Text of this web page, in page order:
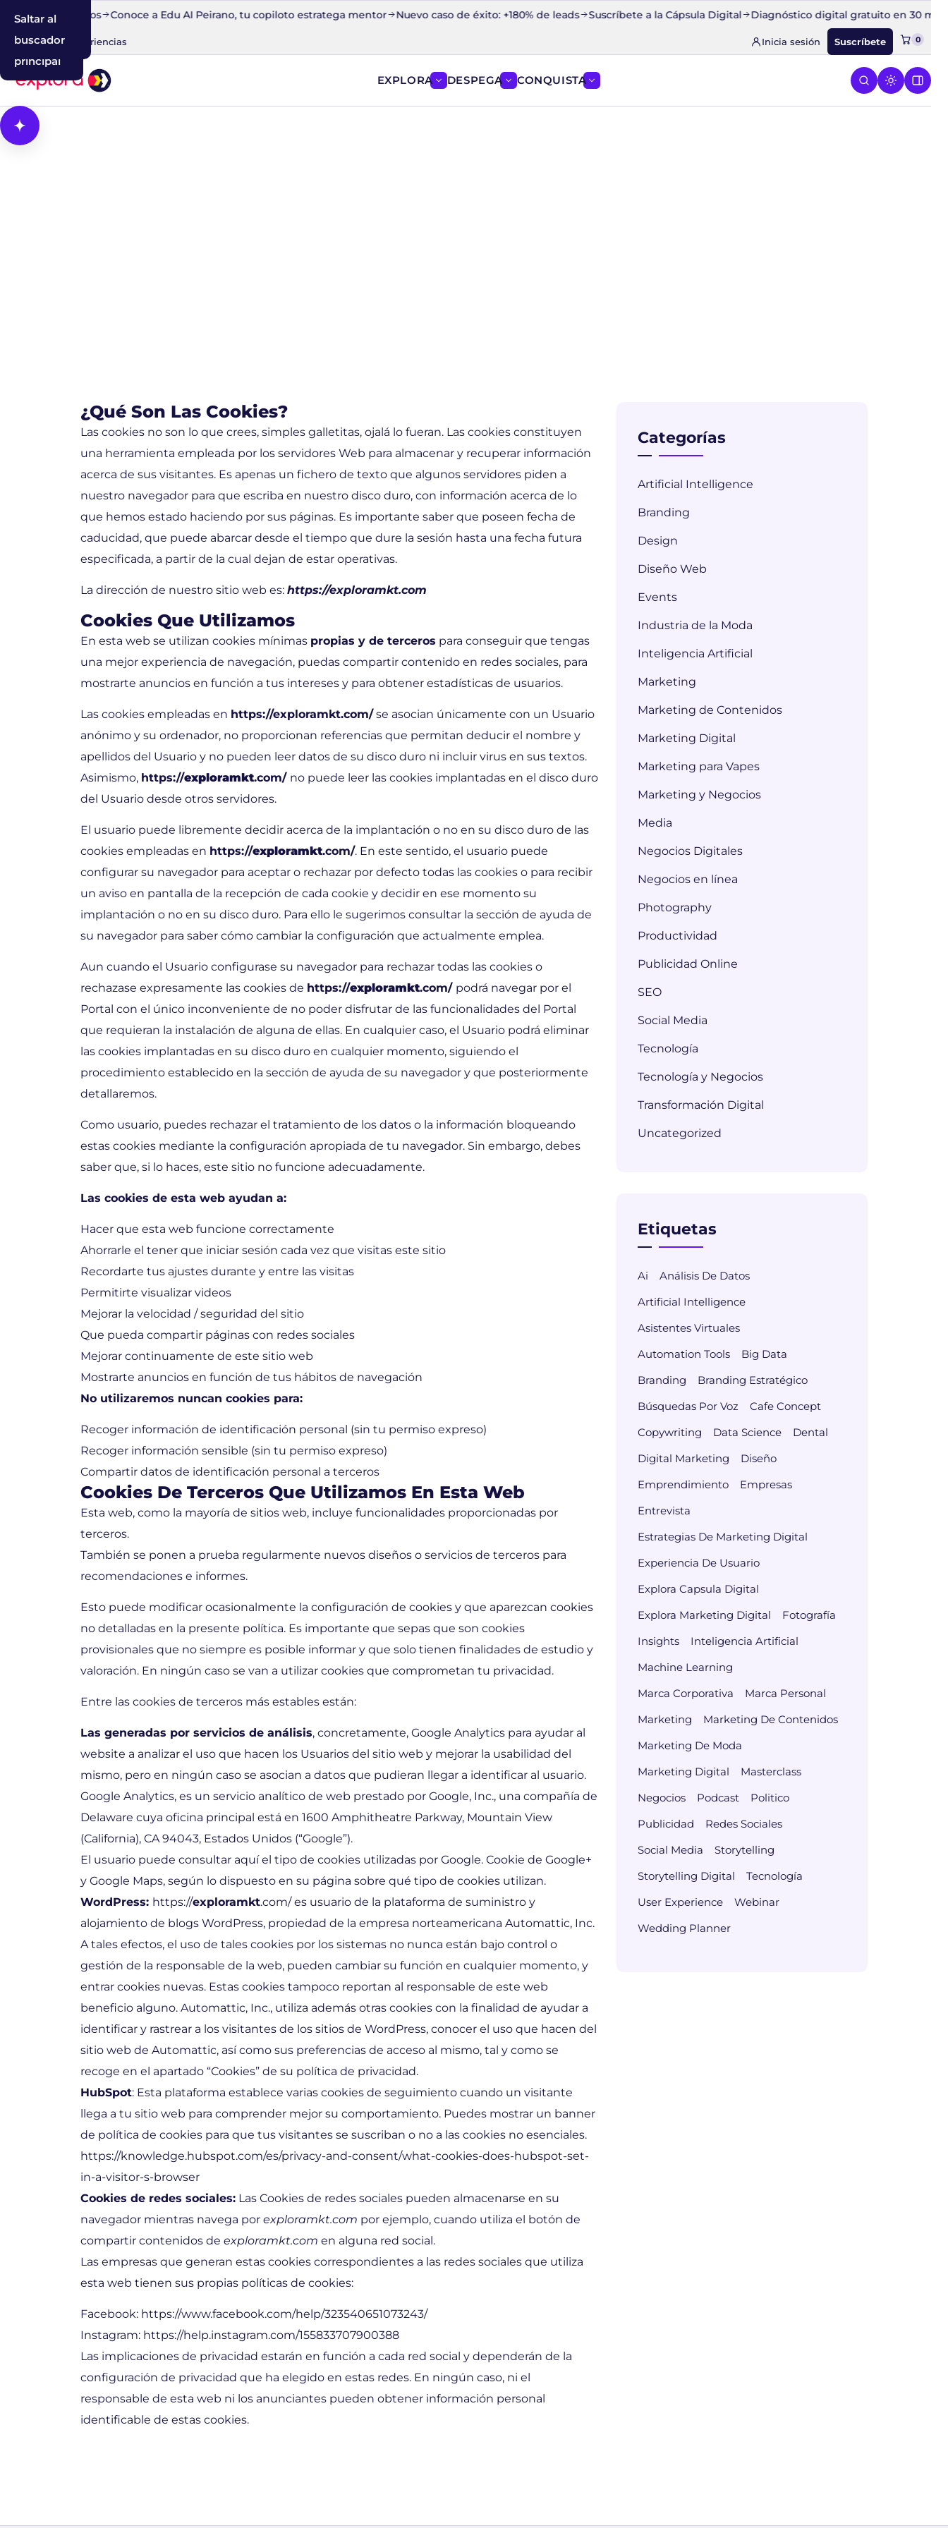
Saltar al
contenido
principal
Saltar a la
navegación
Saltar al
buscador
en 30 minutos Conoce a Edu AI Peirano, tu copiloto estratega mentor Nuevo caso de éxito: +180% de leads Suscríbete a la Cápsula Digital Diagnóstico digital gratuito en 30
Blog IA Experiencias Inicia sesión Suscríbete 0
EXPLORAMostrar el menú de EXPLORA
DESPEGAMostrar el menú de DESPEGA
CONQUISTAMostrar el menú de CONQUISTA
Abrir Cosmos, el asistente con IA
¿Qué Son Las Cookies?
Las cookies no son lo que crees, simples galletitas, ojalá lo fueran. Las cookies constituyen
una herramienta empleada por los servidores Web para almacenar y recuperar información
acerca de sus visitantes. Es apenas un fichero de texto que algunos servidores piden a
nuestro navegador para que escriba en nuestro disco duro, con información acerca de lo
que hemos estado haciendo por sus páginas. Es importante saber que poseen fecha de
caducidad, que puede abarcar desde el tiempo que dure la sesión hasta una fecha futura
especificada, a partir de la cual dejan de estar operativas.
La dirección de nuestro sitio web es: https://exploramkt.com
Cookies Que Utilizamos
En esta web se utilizan cookies mínimas propias y de terceros para conseguir que tengas
una mejor experiencia de navegación, puedas compartir contenido en redes sociales, para
mostrarte anuncios en función a tus intereses y para obtener estadísticas de usuarios.
Las cookies empleadas en https://exploramkt.com/se asocian únicamente con un Usuario
anónimo y su ordenador, no proporcionan referencias que permitan deducir el nombre y
apellidos del Usuario y no pueden leer datos de su disco duro ni incluir virus en sus textos.
Asimismo, https://exploramkt.com/ no puede leer las cookies implantadas en el disco duro
del Usuario desde otros servidores.
El usuario puede libremente decidir acerca de la implantación o no en su disco duro de las
cookies empleadas en https://exploramkt.com/. En este sentido, el usuario puede
configurar su navegador para aceptar o rechazar por defecto todas las cookies o para recibir
un aviso en pantalla de la recepción de cada cookie y decidir en ese momento su
implantación o no en su disco duro. Para ello le sugerimos consultar la sección de ayuda de
su navegador para saber cómo cambiar la configuración que actualmente emplea.
Aun cuando el Usuario configurase su navegador para rechazar todas las cookies o
rechazase expresamente las cookies de https://exploramkt.com/ podrá navegar por el
Portal con el único inconveniente de no poder disfrutar de las funcionalidades del Portal
que requieran la instalación de alguna de ellas. En cualquier caso, el Usuario podrá eliminar
las cookies implantadas en su disco duro en cualquier momento, siguiendo el
procedimiento establecido en la sección de ayuda de su navegador y que posteriormente
detallaremos.
Como usuario, puedes rechazar el tratamiento de los datos o la información bloqueando
estas cookies mediante la configuración apropiada de tu navegador. Sin embargo, debes
saber que, si lo haces, este sitio no funcione adecuadamente.
Las cookies de esta web ayudan a:
Hacer que esta web funcione correctamente
Ahorrarle el tener que iniciar sesión cada vez que visitas este sitio
Recordarte tus ajustes durante y entre las visitas
Permitirte visualizar videos
Mejorar la velocidad / seguridad del sitio
Que pueda compartir páginas con redes sociales
Mejorar continuamente de este sitio web
Mostrarte anuncios en función de tus hábitos de navegación
No utilizaremos nuncan cookies para:
Recoger información de identificación personal (sin tu permiso expreso)
Recoger información sensible (sin tu permiso expreso)
Compartir datos de identificación personal a terceros
Cookies De Terceros Que Utilizamos En Esta Web
Esta web, como la mayoría de sitios web, incluye funcionalidades proporcionadas por
terceros.
También se ponen a prueba regularmente nuevos diseños o servicios de terceros para
recomendaciones e informes.
Esto puede modificar ocasionalmente la configuración de cookies y que aparezcan cookies
no detalladas en la presente política. Es importante que sepas que son cookies
provisionales que no siempre es posible informar y que solo tienen finalidades de estudio y
valoración. En ningún caso se van a utilizar cookies que comprometan tu privacidad.
Entre las cookies de terceros más estables están:
Las generadas por servicios de análisis, concretamente, Google Analytics para ayudar al
website a analizar el uso que hacen los Usuarios del sitio web y mejorar la usabilidad del
mismo, pero en ningún caso se asocian a datos que pudieran llegar a identificar al usuario.
Google Analytics, es un servicio analítico de web prestado por Google, Inc., una compañía de
Delaware cuya oficina principal está en 1600 Amphitheatre Parkway, Mountain View
(California), CA 94043, Estados Unidos (“Google”).
El usuario puede consultar aquí el tipo de cookies utilizadas por Google. Cookie de Google+
y Google Maps, según lo dispuesto en su página sobre qué tipo de cookies utilizan.
WordPress: https://exploramkt.com/ es usuario de la plataforma de suministro y
alojamiento de blogs WordPress, propiedad de la empresa norteamericana Automattic, Inc.
A tales efectos, el uso de tales cookies por los sistemas no nunca están bajo control o
gestión de la responsable de la web, pueden cambiar su función en cualquier momento, y
entrar cookies nuevas. Estas cookies tampoco reportan al responsable de este web
beneficio alguno. Automattic, Inc., utiliza además otras cookies con la finalidad de ayudar a
identificar y rastrear a los visitantes de los sitios de WordPress, conocer el uso que hacen del
sitio web de Automattic, así como sus preferencias de acceso al mismo, tal y como se
recoge en el apartado “Cookies” de su política de privacidad.
HubSpot: Esta plataforma establece varias cookies de seguimiento cuando un visitante
llega a tu sitio web para comprender mejor su comportamiento. Puedes mostrar un banner
de política de cookies para que tus visitantes se suscriban o no a las cookies no esenciales.
https://knowledge.hubspot.com/es/privacy-and-consent/what-cookies-does-hubspot-set-
in-a-visitor-s-browser
Cookies de redes sociales: Las Cookies de redes sociales pueden almacenarse en su
navegador mientras navega por exploramkt.com por ejemplo, cuando utiliza el botón de
compartir contenidos de exploramkt.com en alguna red social.
Las empresas que generan estas cookies correspondientes a las redes sociales que utiliza
esta web tienen sus propias políticas de cookies:
Facebook: https://www.facebook.com/help/323540651073243/
Instagram: https://help.instagram.com/155833707900388
Las implicaciones de privacidad estarán en función a cada red social y dependerán de la
configuración de privacidad que ha elegido en estas redes. En ningún caso, ni el
responsable de esta web ni los anunciantes pueden obtener información personal
identificable de estas cookies.
Categorías
Artificial Intelligence
Branding
Design
Diseño Web
Events
Industria de la Moda
Inteligencia Artificial
Marketing
Marketing de Contenidos
Marketing Digital
Marketing para Vapes
Marketing y Negocios
Media
Negocios Digitales
Negocios en línea
Photography
Productividad
Publicidad Online
SEO
Social Media
Tecnología
Tecnología y Negocios
Transformación Digital
Uncategorized
Etiquetas
Ai
Análisis De Datos
Artificial Intelligence
Asistentes Virtuales
Automation Tools
Big Data
Branding
Branding Estratégico
Búsquedas Por Voz
Cafe Concept
Copywriting
Data Science
Dental
Digital Marketing
Diseño
Emprendimiento
Empresas
Entrevista
Estrategias De Marketing Digital
Experiencia De Usuario
Explora Capsula Digital
Explora Marketing Digital
Fotografía
Insights
Inteligencia Artificial
Machine Learning
Marca Corporativa
Marca Personal
Marketing
Marketing De Contenidos
Marketing De Moda
Marketing Digital
Masterclass
Negocios
Podcast
Politico
Publicidad
Redes Sociales
Social Media
Storytelling
Storytelling Digital
Tecnología
User Experience
Webinar
Wedding Planner